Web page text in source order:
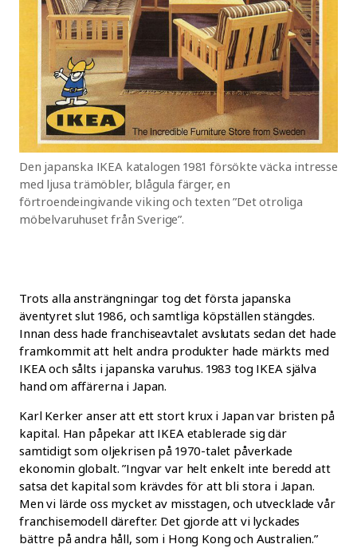
Den japanska IKEA katalogen 1981 försökte väcka intresse
med ljusa trämöbler, blågula färger, en
förtroendeingivande viking och texten ”Det otroliga
möbelvaruhuset från Sverige”.
Trots alla ansträngningar tog det första japanska
äventyret slut 1986, och samtliga köpställen stängdes.
Innan dess hade franchiseavtalet avslutats sedan det hade
framkommit att helt andra produkter hade märkts med
IKEA och sålts i japanska varuhus. 1983 tog IKEA själva
hand om affärerna i Japan.
Karl Kerker anser att ett stort krux i Japan var bristen på
kapital. Han påpekar att IKEA etablerade sig där
samtidigt som oljekrisen på 1970-talet påverkade
ekonomin globalt. ”Ingvar var helt enkelt inte beredd att
satsa det kapital som krävdes för att bli stora i Japan.
Men vi lärde oss mycket av misstagen, och utvecklade vår
franchisemodell därefter. Det gjorde att vi lyckades
bättre på andra håll, som i Hong Kong och Australien.”